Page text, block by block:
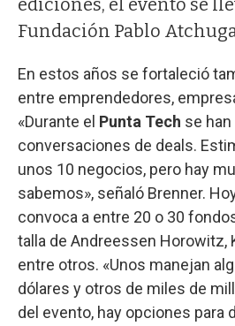
ediciones, el evento se
Fundación Pablo
En estos años se fortaleció
entre emprendedores,
«Durante el Punta Tech se
conversaciones de deals.
unos 10 negocios, pero hay
sabemos», señaló Brenner.
convoca a entre 20 o 30
talla de Andreessen Horowitz,
entre otros. «Unos manejan
dólares y otros de miles de
del evento, hay opciones para